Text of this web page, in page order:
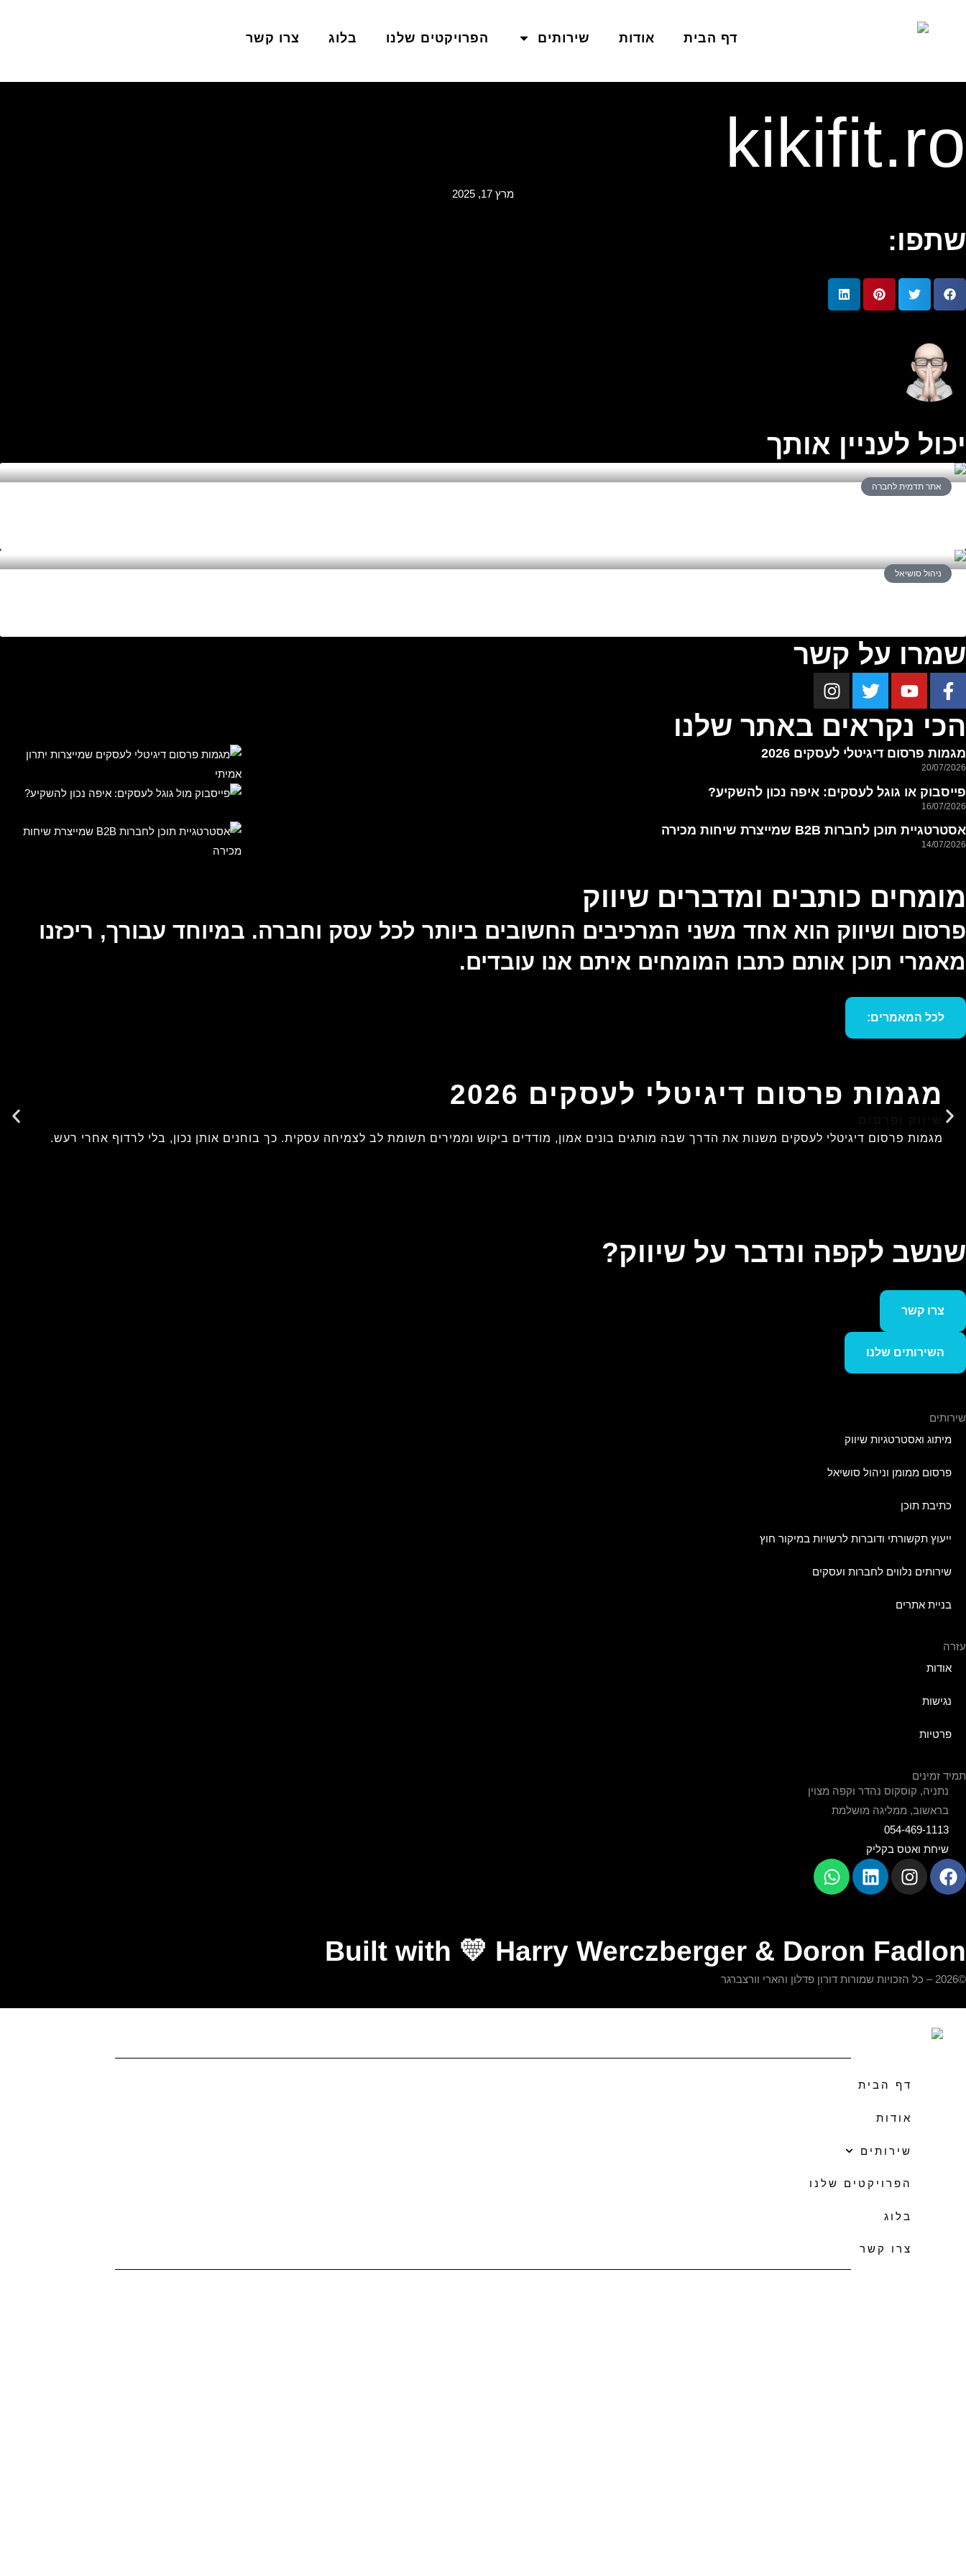
דף הבית אודות שירותים הפרויקטים שלנו בלוג צרו קשר
kikifit.ro
מרץ 17, 2025
שתפו:
יכול לעניין אותך
אתר תדמית לחברה
ניהול סושיאל
שמרו על קשר
הכי נקראים באתר שלנו
מגמות פרסום דיגיטלי לעסקים 2026
20/07/2026
פייסבוק או גוגל לעסקים: איפה נכון להשקיע?
16/07/2026
אסטרטגיית תוכן לחברות B2B שמייצרת שיחות מכירה
14/07/2026
מומחים כותבים ומדברים שיווק
פרסום ושיווק הוא אחד משני המרכיבים החשובים ביותר לכל עסק וחברה. במיוחד עבורך, ריכזנו
מאמרי תוכן אותם כתבו המומחים איתם אנו עובדים.
לכל המאמרים:
מגמות פרסום דיגיטלי לעסקים 2026
מגמות פרסום דיגיטלי לעסקים משנות את הדרך שבה מותגים בונים אמון, מודדים ביקוש וממירים תשומת לב לצמיחה עסקית. כך בוחנים אותן נכון, בלי לרדוף אחרי רעש.
שנשב לקפה ונדבר על שיווק?
צרו קשר
השירותים שלנו
שירותים
מיתוג ואסטרטגיות שיווק
פרסום ממומן וניהול סושיאל
כתיבת תוכן
ייעוץ תקשורתי ודוברות לרשויות במיקור חוץ
שירותים נלווים לחברות ועסקים
בניית אתרים
עזרה
אודות
נגישות
פרטיות
תמיד זמינים
נתניה, קוסקוס נהדר וקפה מצוין
בראשוב, ממליגה מושלמת
054-469-1113
שיחת ואטס בקליק
Built with 💛 Harry Werczberger & Doron Fadlon
©2026 – כל הזכויות שמורות דורון פדלון והארי וורצברגר
דף הבית
אודות
שירותים
הפרויקטים שלנו
בלוג
צרו קשר